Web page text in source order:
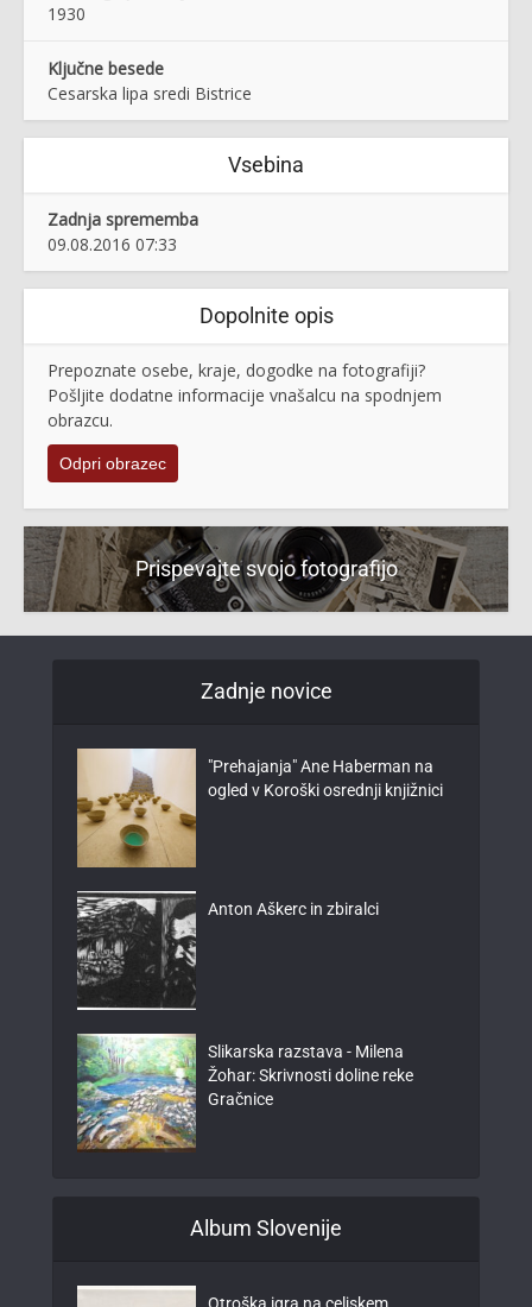
1930
Ključne besede
Cesarska lipa sredi Bistrice
Vsebina
Zadnja sprememba
09.08.2016 07:33
Dopolnite opis
Prepoznate osebe, kraje, dogodke na fotografiji?
Pošljite dodatne informacije vnašalcu na spodnjem
obrazcu.
Odpri obrazec
Prispevajte svojo fotografijo
Zadnje novice
"Prehajanja" Ane Haberman na
ogled v Koroški osrednji knjižnici
Anton Aškerc in zbiralci
Slikarska razstava - Milena
Žohar: Skrivnosti doline reke
Gračnice
Album Slovenije